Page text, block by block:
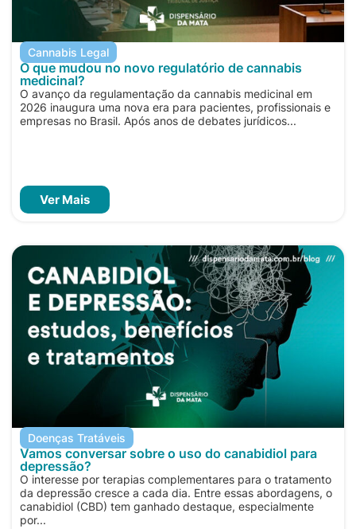
Cannabis Legal
O que mudou no novo regulatório de cannabis
medicinal?
O avanço da regulamentação da cannabis medicinal em
2026 inaugura uma nova era para pacientes, profissionais e
empresas no Brasil. Após anos de debates jurídicos...
Ver Mais
Doenças Tratáveis
Vamos conversar sobre o uso do canabidiol para
depressão?
O interesse por terapias complementares para o tratamento
da depressão cresce a cada dia. Entre essas abordagens, o
canabidiol (CBD) tem ganhado destaque, especialmente
por...